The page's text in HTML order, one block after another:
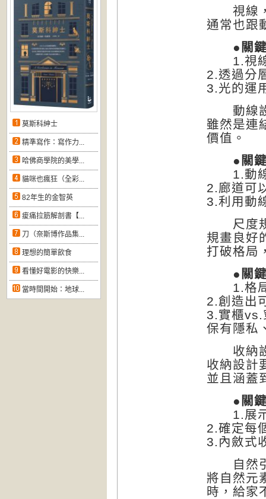
莫斯科紳士
精準寫作：寫作力...
哈佛商學院的美學...
貓咪也瘋狂（全彩...
82年生的金智英
痠痛拉筋解剖書【...
刀（奈斯博作品集...
理想的簡單飲食
看懂好電影的快樂...
當時間開始：地球...
視線，
通常也
●關鍵
1.視線
2.透過分
3.光的運
動線
雖然是連
價值。
●關鍵
1.動線
2.廊道可
3.利用動
尺度
規畫良好
打破格局
●關鍵
1.格局
2.創造出
3.實櫃vs.
保有隱私
收納
收納設計
並且涵蓋
●關鍵
1.展示
2.確定每
3.內斂式
自然
將自然元
時，給家